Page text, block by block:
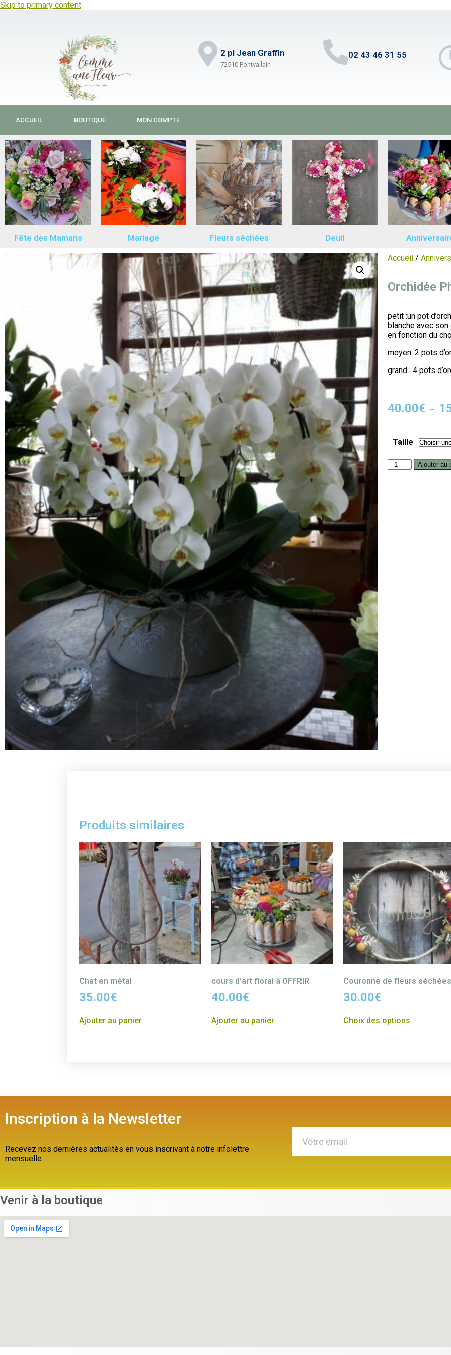
Skip to primary content
2 pl Jean Graffin
72510 Pontvallain
02 43 46 31 55
ACCUEIL BOUTIQUE MON COMPTE
Fête des Mamans Mariage Fleurs séchées Deuil
Accueil/
Orchidée
petit :un pot
blanche avec
en fonction du
moyen :2 pots
grand : 4 pots
40.00€ –
Taille
Ajouter au
Produits similaires
Chat en métal
35.00€
Ajouter au panier
cours d’art floral à OFFRIR
40.00€
Ajouter au panier
Couronne de fleurs séchées
30.00€
Choix des options
Inscription à la Newsletter
Recevez nos dernières actualités en vous inscrivant à notre infolettre
mensuelle.
Venir à la boutique